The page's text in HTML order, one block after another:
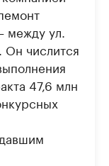
между ул.
числится
47,6 млн